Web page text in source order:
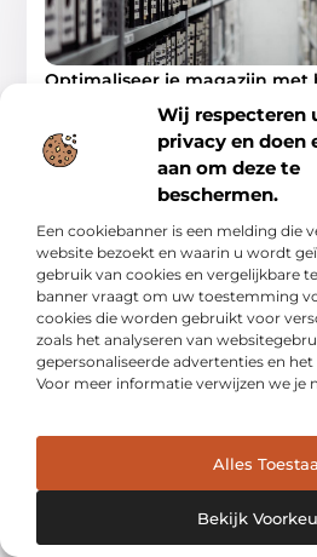
Wij respecteren
privacy en doen
aan om deze te
beschermen.
Een cookiebanner is een melding die
website bezoekt en waarin u wordt
gebruik van cookies en vergelijkbare
banner vraagt om uw toestemming
cookies die worden gebruikt voor
zoals het analyseren van
gepersonaliseerde advertenties en
Voor meer informatie verwijzen we je
Alles
Bekijk
Optimaliseer je magazijn met
Waarom betrouwbare
magazijn runt, weet je hoe belangrijk
optimaal te benutten. Betrouwbare
Aanbiedingen
precisie, kennis en de juiste
klusser bent of